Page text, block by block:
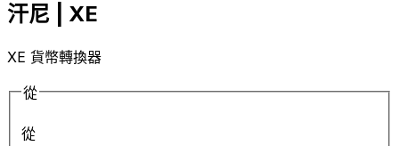
汗尼 | XE
XE 貨幣轉換器
從
從